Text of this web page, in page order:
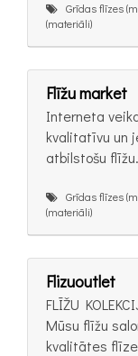
Grīdas flīzes
(materiāli)
Flīžu market
Interneta
kvalitatīvu un
atbilstošu
Grīdas flīzes
(materiāli)
Flizuoutlet
FLĪŽU
Mūsu flīžu
kvalitātes